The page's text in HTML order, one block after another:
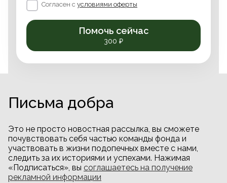
Согласен с условиями оферты
Помочь сейчас
300 ₽
Письма добра
Это не просто новостная рассылка, вы сможете
почувствовать себя частью команды фонда и
участвовать в жизни подопечных вместе с нами,
следить за их историями и успехами. Нажимая
«Подписаться», вы соглашаетесь на получение
рекламной информации